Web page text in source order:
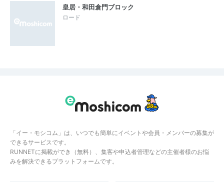
皇居・和田倉門ブロック
ロード
「イー・モシコム」は、いつでも簡単にイベントや会員・メンバーの募集が
できるサービスです。
RUNNETに掲載ができ（無料）、集客や申込者管理などの主催者様のお悩
みを解決できるプラットフォームです。